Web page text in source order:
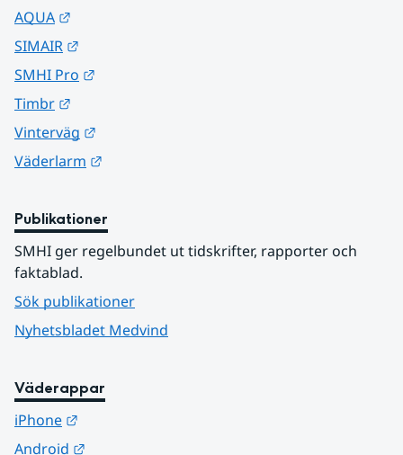
AQUA
SIMAIR
SMHI Pro
Timbr
Vinterväg
Väderlarm
Publikationer
SMHI ger regelbundet ut tidskrifter, rapporter och
faktablad.
Sök publikationer
Nyhetsbladet Medvind
Väderappar
iPhone
Android